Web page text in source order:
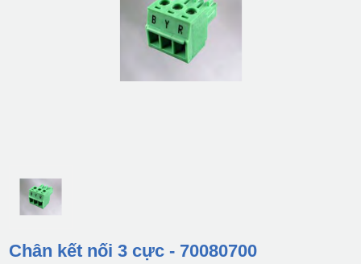
Chân kết nối 3 cực - 70080700